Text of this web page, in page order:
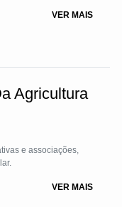
VER MAIS
Agricultura
e associações,
VER MAIS